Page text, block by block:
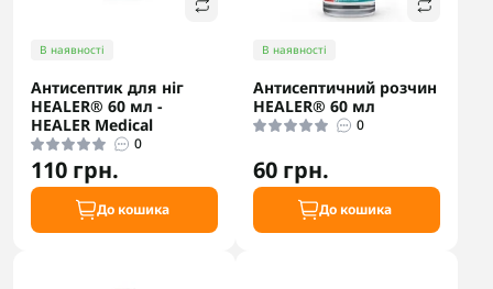
В наявності
Антисептик для ніг
HEALER® 60 мл -
HEALER Medical
0
110 грн.
До кошика
В наявності
Антисептичний розчин
HEALER® 60 мл
0
60 грн.
До кошика